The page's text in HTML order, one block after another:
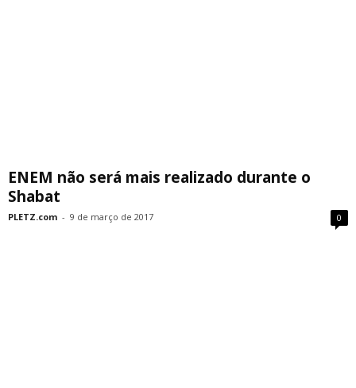
ENEM não será mais realizado durante o
Shabat
PLETZ.com - 9 de março de 2017 0